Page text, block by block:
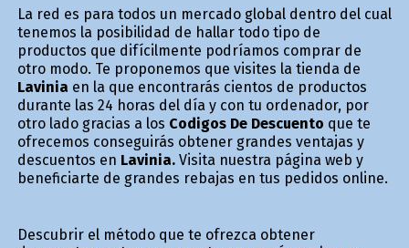
La red es para todos un mercado global dentro del cual
tenemos la posibilidad de hallar todo tipo de
productos que difícilmente podríamos comprar de
otro modo. Te proponemos que visites la tienda de
Lavinia en la que encontrarás cientos de productos
durante las 24 horas del día y con tu ordenador, por
otro lado gracias a los Codigos De Descuento que te
ofrecemos conseguirás obtener grandes ventajas y
descuentos en Lavinia.Visita nuestra página web y
beneficiarte de grandes rebajas en tus pedidos online.
Descubrir el método que te ofrezca obtener